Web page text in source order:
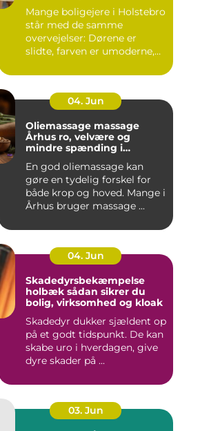
Mange boligejere i Holstebro
står med de samme
overvejelser: Dørene er
slidte, farven er umoderne,
04. Jun
Oliemassage massage
Århus ro, velvære og
mindre spænding i
En god oliemassage kan
gøre en tydelig forskel for
både krop og hoved. Mange i
Århus bruger massage ...
04. Jun
Skadedyrsbekæmpelse
holbæk sådan sikrer du
bolig, virksomhed og kloak
Skadedyr dukker sjældent op
på et godt tidspunkt. De kan
skabe uro i hverdagen, give
dyre skader på ...
03. Jun